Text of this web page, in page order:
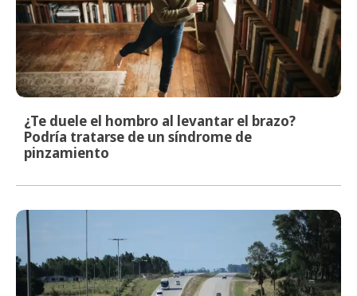
¿Te duele el hombro al levantar el brazo?
Podría tratarse de un síndrome de
pinzamiento